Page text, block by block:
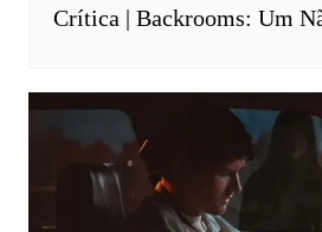
Crítica | Backrooms: Um